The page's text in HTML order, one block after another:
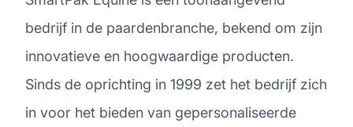
bedrijf in de paardenbranche, bekend om zijn
innovatieve en hoogwaardige producten.
Sinds de oprichting in 1999 zet het bedrijf zich
in voor het bieden van gepersonaliseerde